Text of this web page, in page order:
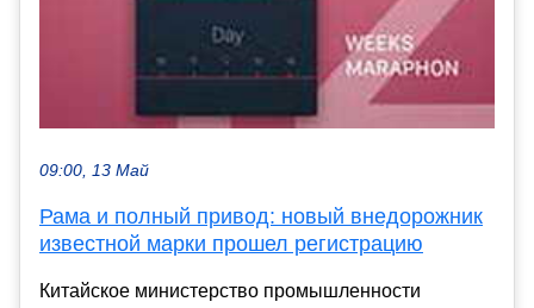
09:00, 13 Май
Рама и полный привод: новый внедорожник
известной марки прошел регистрацию
Китайское министерство промышленности